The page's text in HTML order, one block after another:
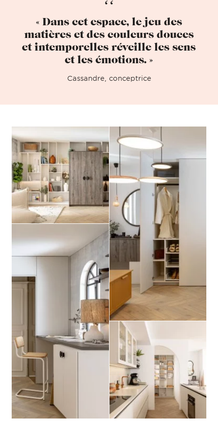
« Dans cet espace, le jeu des
matières et des couleurs douces
et intemporelles réveille les sens
et les émotions. »
Cassandre, conceptrice